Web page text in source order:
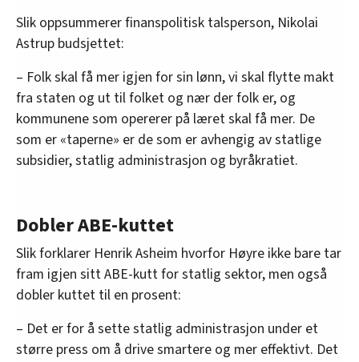
Slik oppsummerer finanspolitisk talsperson, Nikolai
Astrup budsjettet:
– Folk skal få mer igjen for sin lønn, vi skal flytte makt
fra staten og ut til folket og nær der folk er, og
kommunene som opererer på læret skal få mer. De
som er «taperne» er de som er avhengig av statlige
subsidier, statlig administrasjon og byråkratiet.
Dobler ABE-kuttet
Slik forklarer Henrik Asheim hvorfor Høyre ikke bare tar
fram igjen sitt ABE-kutt for statlig sektor, men også
dobler kuttet til en prosent:
– Det er for å sette statlig administrasjon under et
større press om å drive smartere og mer effektivt. Det